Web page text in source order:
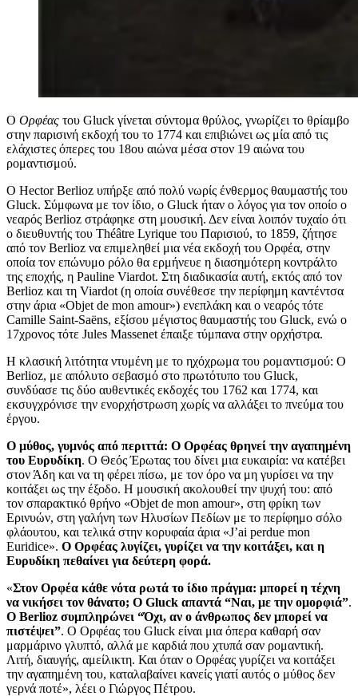
Ο Ορφέας του Gluck γίνεται σύντομα θρύλος, γνωρίζει το θρίαμβο
στην παρισινή εκδοχή του το 1774 και επιβιώνει ως μία από τις
ελάχιστες όπερες του 18ου αιώνα μέσα στον 19 αιώνα του
ρομαντισμού.
Ο Hector Berlioz υπήρξε από πολύ νωρίς ένθερμος θαυμαστής του
Gluck. Σύμφωνα με τον ίδιο, ο Gluck ήταν ο λόγος για τον οποίο ο
νεαρός Berlioz στράφηκε στη μουσική. Δεν είναι λοιπόν τυχαίο ότι
ο διευθυντής του Théâtre Lyrique του Παρισιού, το 1859, ζήτησε
από τον Berlioz να επιμεληθεί μια νέα εκδοχή του Ορφέα, στην
οποία τον επώνυμο ρόλο θα ερμήνευε η διασημότερη κοντράλτο
της εποχής, η Pauline Viardot. Στη διαδικασία αυτή, εκτός από τον
Berlioz και τη Viardot (η οποία συνέθεσε την περίφημη καντέντσα
στην άρια «Οbjet de mon amour») ενεπλάκη και ο νεαρός τότε
Camille Saint-Saëns, εξίσου μέγιστος θαυμαστής του Gluck, ενώ ο
17χρονος τότε Jules Massenet έπαιξε τύμπανα στην ορχήστρα.
H κλασική λιτότητα ντυμένη με το ηχόχρωμα του ρομαντισμού: Ο
Berlioz, με απόλυτο σεβασμό στο πρωτότυπο του Gluck,
συνδύασε τις δύο αυθεντικές εκδοχές του 1762 και 1774, και
εκσυγχρόνισε την ενορχήστρωση χωρίς να αλλάξει το πνεύμα του
έργου.
Ο μύθος, γυμνός από περιττά: Ο Ορφέας θρηνεί την αγαπημένη
του Ευρυδίκη. Ο Θεός Έρωτας του δίνει μια ευκαιρία: να κατέβει
στον Άδη και να τη φέρει πίσω, με τον όρο να μη γυρίσει να την
κοιτάξει ως την έξοδο. Η μουσική ακολουθεί την ψυχή του: από
τον σπαρακτικό θρήνο «Objet de mon amour», στη φρίκη των
Ερινυών, στη γαλήνη των Ηλυσίων Πεδίων με το περίφημο σόλο
φλάουτου, και τελικά στην κορυφαία άρια «J’ai perdue mon
Euridice». Ο Ορφέας λυγίζει, γυρίζει να την κοιτάξει, και η
Ευρυδίκη πεθαίνει για δεύτερη φορά.
«Στον Ορφέα κάθε νότα ρωτά το ίδιο πράγμα: μπορεί η τέχνη
να νικήσει τον θάνατο; Ο Gluck απαντά “Ναι, με την ομορφιά”.
Ο Berlioz συμπληρώνει “Όχι, αν ο άνθρωπος δεν μπορεί να
πιστέψει”. Ο Ορφέας του Gluck είναι μια όπερα καθαρή σαν
μαρμάρινο γλυπτό, αλλά με καρδιά που χτυπά σαν ρομαντική.
Λιτή, διαυγής, αμείλικτη. Και όταν ο Ορφέας γυρίζει να κοιτάξει
την αγαπημένη του, καταλαβαίνει κανείς γιατί αυτός ο μύθος δεν
γερνά ποτέ», λέει ο Γιώργος Πέτρου.